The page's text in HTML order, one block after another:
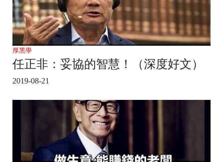
厚黑學
任正非：妥協的智慧！（深度好文）
2019-08-21